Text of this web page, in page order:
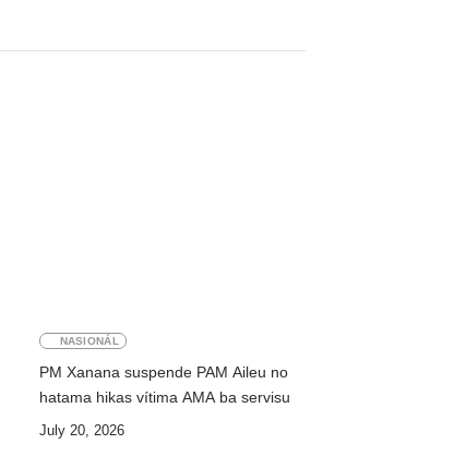
NASIONÁL
PM Xanana suspende PAM Aileu no
hatama hikas vítima AMA ba servisu
July 20, 2026